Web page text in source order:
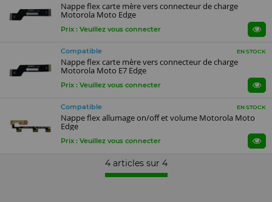
Nappe flex carte mère vers connecteur de charge
Motorola Moto Edge
Prix : Veuillez vous connecter
Compatible EN STOCK
Nappe flex carte mère vers connecteur de charge
Motorola Moto E7 Edge
Prix : Veuillez vous connecter
Compatible EN STOCK
Nappe flex allumage on/off et volume Motorola Moto
Edge
Prix : Veuillez vous connecter
4 articles sur 4